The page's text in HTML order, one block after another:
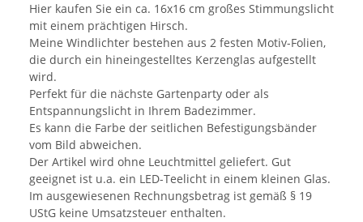
Hier kaufen Sie ein ca. 16x16 cm großes Stimmungslicht
mit einem prächtigen Hirsch.
Meine Windlichter bestehen aus 2 festen Motiv-Folien,
die durch ein hineingestelltes Kerzenglas aufgestellt
wird.
Perfekt für die nächste Gartenparty oder als
Entspannungslicht in Ihrem Badezimmer.
Es kann die Farbe der seitlichen Befestigungsbänder
vom Bild abweichen.
Der Artikel wird ohne Leuchtmittel geliefert. Gut
geeignet ist u.a. ein LED-Teelicht in einem kleinen Glas.
Im ausgewiesenen Rechnungsbetrag ist gemäß § 19
UStG keine Umsatzsteuer enthalten.